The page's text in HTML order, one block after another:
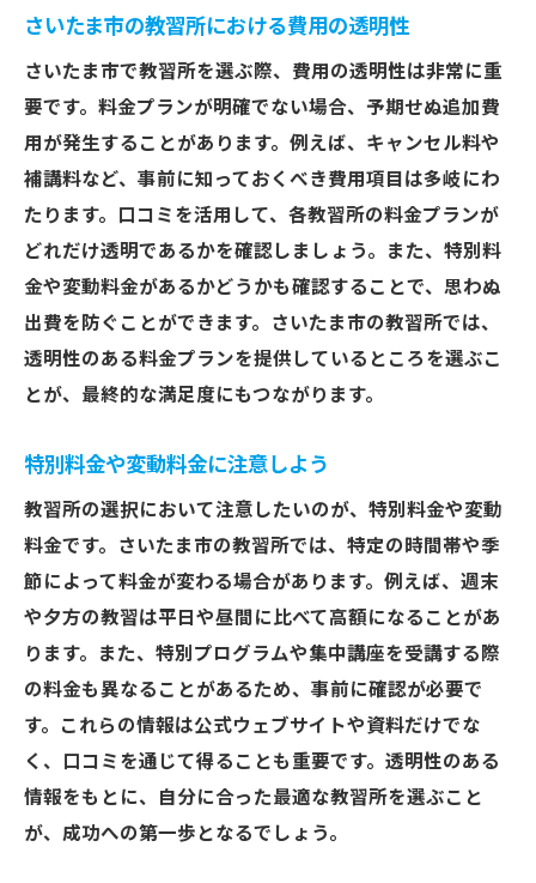
さいたま市の教習所における費用の透明性
さいたま市で教習所を選ぶ際、費用の透明性は非常に重
要です。料金プランが明確でない場合、予期せぬ追加費
用が発生することがあります。例えば、キャンセル料や
補講料など、事前に知っておくべき費用項目は多岐にわ
たります。口コミを活用して、各教習所の料金プランが
どれだけ透明であるかを確認しましょう。また、特別料
金や変動料金があるかどうかも確認することで、思わぬ
出費を防ぐことができます。さいたま市の教習所では、
透明性のある料金プランを提供しているところを選ぶこ
とが、最終的な満足度にもつながります。
特別料金や変動料金に注意しよう
教習所の選択において注意したいのが、特別料金や変動
料金です。さいたま市の教習所では、特定の時間帯や季
節によって料金が変わる場合があります。例えば、週末
や夕方の教習は平日や昼間に比べて高額になることがあ
ります。また、特別プログラムや集中講座を受講する際
の料金も異なることがあるため、事前に確認が必要で
す。これらの情報は公式ウェブサイトや資料だけでな
く、口コミを通じて得ることも重要です。透明性のある
情報をもとに、自分に合った最適な教習所を選ぶこと
が、成功への第一歩となるでしょう。